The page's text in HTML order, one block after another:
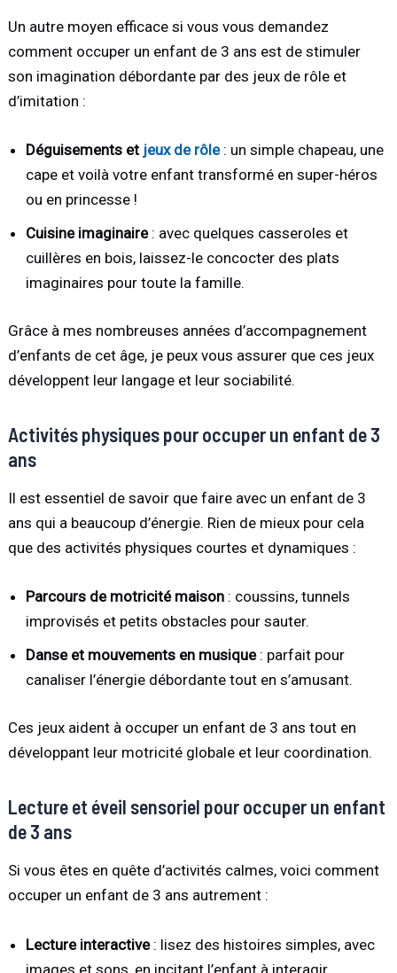
Un autre moyen efficace si vous vous demandez
comment occuper un enfant de 3 ans est de stimuler
son imagination débordante par des jeux de rôle et
d’imitation :
Déguisements et jeux de rôle: un simple chapeau, une
cape et voilà votre enfant transformé en super-héros
ou en princesse !
Cuisine imaginaire: avec quelques casseroles et
cuillères en bois, laissez-le concocter des plats
imaginaires pour toute la famille.
Grâce à mes nombreuses années d’accompagnement
d’enfants de cet âge, je peux vous assurer que ces jeux
développent leur langage et leur sociabilité.
Activités physiques pour occuper un enfant de 3
ans
Il est essentiel de savoir que faire avec un enfant de 3
ans qui a beaucoup d’énergie. Rien de mieux pour cela
que des activités physiques courtes et dynamiques :
Parcours de motricité maison : coussins, tunnels
improvisés et petits obstacles pour sauter.
Danse et mouvements en musique: parfait pour
canaliser l’énergie débordante tout en s’amusant.
Ces jeux aident à occuper un enfant de 3 ans tout en
développant leur motricité globale et leur coordination.
Lecture et éveil sensoriel pour occuper un enfant
de 3 ans
Si vous êtes en quête d’activités calmes, voici comment
occuper un enfant de 3 ans autrement :
Lecture interactive: lisez des histoires simples, avec
images et sons, en incitant l’enfant à interagir.